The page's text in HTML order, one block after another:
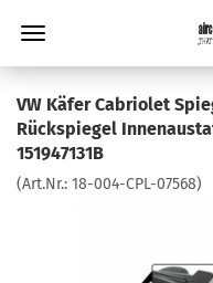
VW Käfer Cabriolet
Rückspiegel
151947131B
(Art.Nr.: 18-004-CPL-07568)